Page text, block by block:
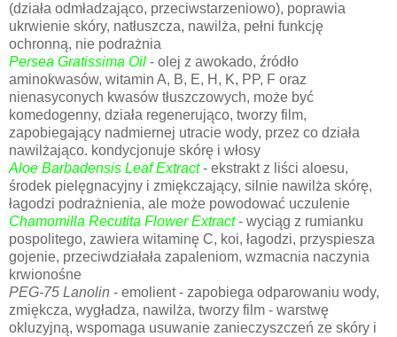
(działa odmładzająco, przeciwstarzeniowo), poprawia
ukrwienie skóry, natłuszcza, nawilża, pełni funkcję
ochronną, nie podrażnia
Persea Gratissima Oil - olej z awokado, źródło
aminokwasów, witamin A, B, E, H, K, PP, F oraz
nienasyconych kwasów tłuszczowych, może być
komedogenny, działa regenerująco, tworzy film,
zapobiegający nadmiernej utracie wody, przez co działa
nawilżająco. kondycjonuje skórę i włosy
Aloe Barbadensis Leaf Extract- ekstrakt z liści aloesu,
środek pielęgnacyjny i zmiękczający, silnie nawilża skórę,
łagodzi podrażnienia, ale może powodować uczulenie
Chamomilla Recutita Flower Extract- wyciąg z rumianku
pospolitego, zawiera witaminę C, koi, łagodzi, przyspiesza
gojenie, przeciwdziałała zapaleniom, wzmacnia naczynia
krwionośne
PEG-75 Lanolin - emolient - zapobiega odparowaniu wody,
zmiękcza, wygładza, nawilża, tworzy film - warstwę
okluzyjną, wspomaga usuwanie zanieczyszczeń ze skóry i